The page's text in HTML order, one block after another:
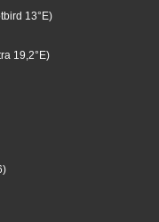
13°E)
19,2°E)